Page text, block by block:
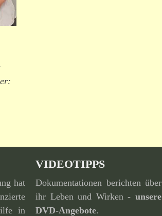
hat
in
VIDEOTIPPS
Dokumentationen berichten über
ihr Leben und Wirken - unsere
DVD-Angebote.